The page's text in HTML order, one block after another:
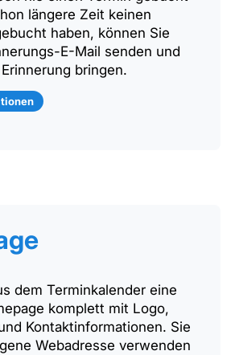
längere Zeit keinen
haben, können Sie
E-Mail senden und
bringen.
dem Terminkalender eine
komplett mit Logo,
Kontaktinformationen. Sie
Webadresse verwenden